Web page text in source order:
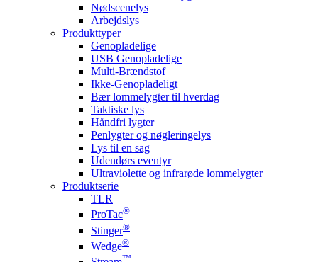
Nødscenelys
Arbejdslys
Produkttyper
Genopladelige
USB Genopladelige
Multi-Brændstof
Ikke-Genopladeligt
Bær lommelygter til hverdag
Taktiske lys
Håndfri lygter
Penlygter og nøgleringelys
Lys til en sag
Udendørs eventyr
Ultraviolette og infrarøde lommelygter
Produktserie
TLR
ProTac®
Stinger®
Wedge®
™